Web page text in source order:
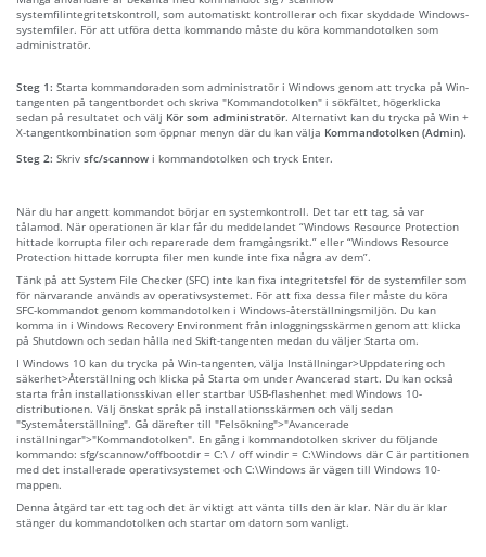
systemfilintegritetskontroll, som automatiskt kontrollerar och fixar skyddade Windows-
systemfiler. För att utföra detta kommando måste du köra kommandotolken som
administratör.
Steg 1: Starta kommandoraden som administratör i Windows genom att trycka på Win-
tangenten på tangentbordet och skriva "Kommandotolken" i sökfältet, högerklicka
sedan på resultatet och välj Kör som administratör. Alternativt kan du trycka på Win +
X-tangentkombination som öppnar menyn där du kan välja Kommandotolken (Admin).
Steg 2: Skriv sfc/scannow i kommandotolken och tryck Enter.
När du har angett kommandot börjar en systemkontroll. Det tar ett tag, så var
tålamod. När operationen är klar får du meddelandet “Windows Resource Protection
hittade korrupta filer och reparerade dem framgångsrikt.” eller “Windows Resource
Protection hittade korrupta filer men kunde inte fixa några av dem”.
Tänk på att System File Checker (SFC) inte kan fixa integritetsfel för de systemfiler som
för närvarande används av operativsystemet. För att fixa dessa filer måste du köra
SFC-kommandot genom kommandotolken i Windows-återställningsmiljön. Du kan
komma in i Windows Recovery Environment från inloggningsskärmen genom att klicka
på Shutdown och sedan hålla ned Skift-tangenten medan du väljer Starta om.
I Windows 10 kan du trycka på Win-tangenten, välja Inställningar>Uppdatering och
säkerhet>Återställning och klicka på Starta om under Avancerad start. Du kan också
starta från installationsskivan eller startbar USB-flashenhet med Windows 10-
distributionen. Välj önskat språk på installationsskärmen och välj sedan
"Systemåterställning". Gå därefter till "Felsökning">"Avancerade
inställningar">"Kommandotolken". En gång i kommandotolken skriver du följande
kommando: sfg/scannow/offbootdir = C:\ / off windir = C:\Windows där C är partitionen
med det installerade operativsystemet och C:\Windows är vägen till Windows 10-
mappen.
Denna åtgärd tar ett tag och det är viktigt att vänta tills den är klar. När du är klar
stänger du kommandotolken och startar om datorn som vanligt.